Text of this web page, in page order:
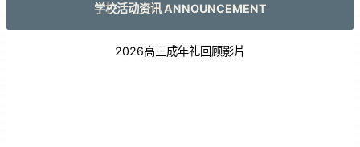
学校活动资讯 ANNOUNCEMENT
2026高三成年礼回顾影片